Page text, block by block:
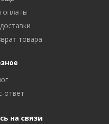
оплаты
товара
ответ
на связи